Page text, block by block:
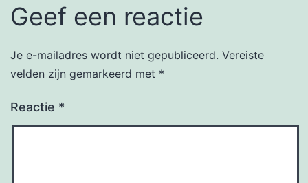
Geef een reactie
Je e-mailadres wordt niet gepubliceerd. Vereiste
velden zijn gemarkeerd met *
Reactie *